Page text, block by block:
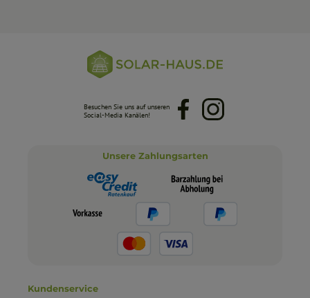
Besuchen Sie uns auf unseren
Social-Media Kanälen!
FacebookInstagram
Unsere Zahlungsarten
Kundenservice